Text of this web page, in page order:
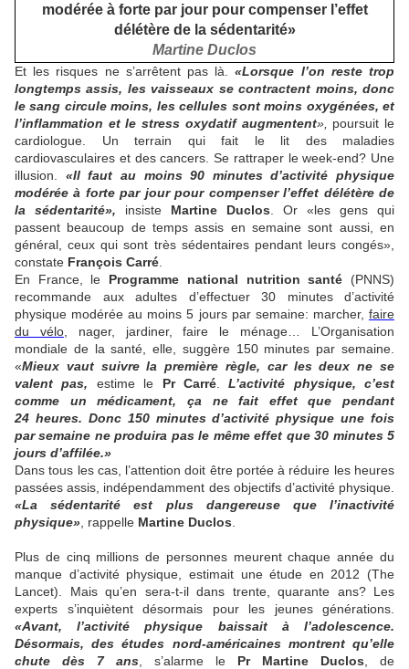
modérée à forte par jour pour compenser l’effet
délétère de la sédentarité»
Martine Duclos
Et les risques ne s’arrêtent pas là.«Lorsque l’on reste trop
longtemps assis, les vaisseaux se contractent moins, donc
le sang circule moins, les cellules sont moins oxygénées, et
l’inflammation et le stress oxydatif augmentent»,
poursuit le
cardiologue. Un terrain qui fait le lit des maladies
cardiovasculaires et des cancers. Se rattraper le week-end? Une
illusion. «Il faut au moins 90 minutes d’activité physique
modérée à forte par jour pour compenser l’effet délétère de
la sédentarité», insiste Martine Duclos . Or «les gens qui
passent beaucoup de temps assis en semaine sont aussi, en
général, ceux qui sont très sédentaires pendant leurs congés»,
constate François Carré
En France, le Programme national nutrition santé (PNNS)
recommande aux adultes d’effectuer 30 minutes d’activité
physique modérée au moins 5 jours par semaine: marcher, faire
du vélo, nager, jardiner, faire le ménage… L’Organisation
mondiale de la santé, elle, suggère 150 minutes par semaine.
«Mieux vaut suivre la première règle, car les deux ne se
valent pas, estime le Pr Carré.L’activité physique, c’est
comme un médicament, ça ne fait effet que pendant
24 heures. Donc 150 minutes d’activité physique une fois
par semaine ne produira pas le même effet que 30 minutes 5
jours d’affilée.»
Dans tous les cas, l’attention doit être portée à réduire les heures
passées assis, indépendamment des objectifs d’activité physique.
«La sédentarité est plus dangereuse que l’inactivité
physique» , rappelle Martine Duclos
Plus de cinq millions de personnes meurent chaque année du
manque d’activité physique, estimait une étude en 2012 (The
Lancet). Mais qu’en sera-t-il dans trente, quarante ans? Les
experts s’inquiètent désormais pour les jeunes générations.
«Avant, l’activité physique baissait à l’adolescence.
Désormais, des études nord-américaines montrent qu’elle
chute dès 7 ans , s’alarme le Pr Martine Duclos , de